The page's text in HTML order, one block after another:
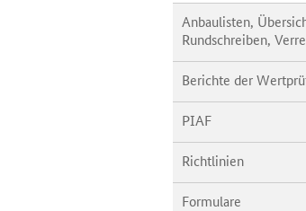
Anbaulisten,
Rundschreiben,
Berichte der
PIAF
Richtlinien
Formulare